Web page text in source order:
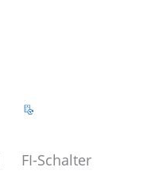
FI-Schalter